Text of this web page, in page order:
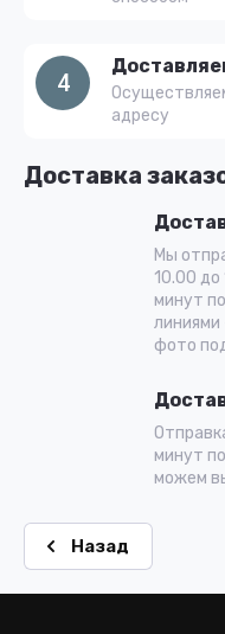
Доставка
Мы
10.00
минут
фото
минут
можем
4
адресу
Назад